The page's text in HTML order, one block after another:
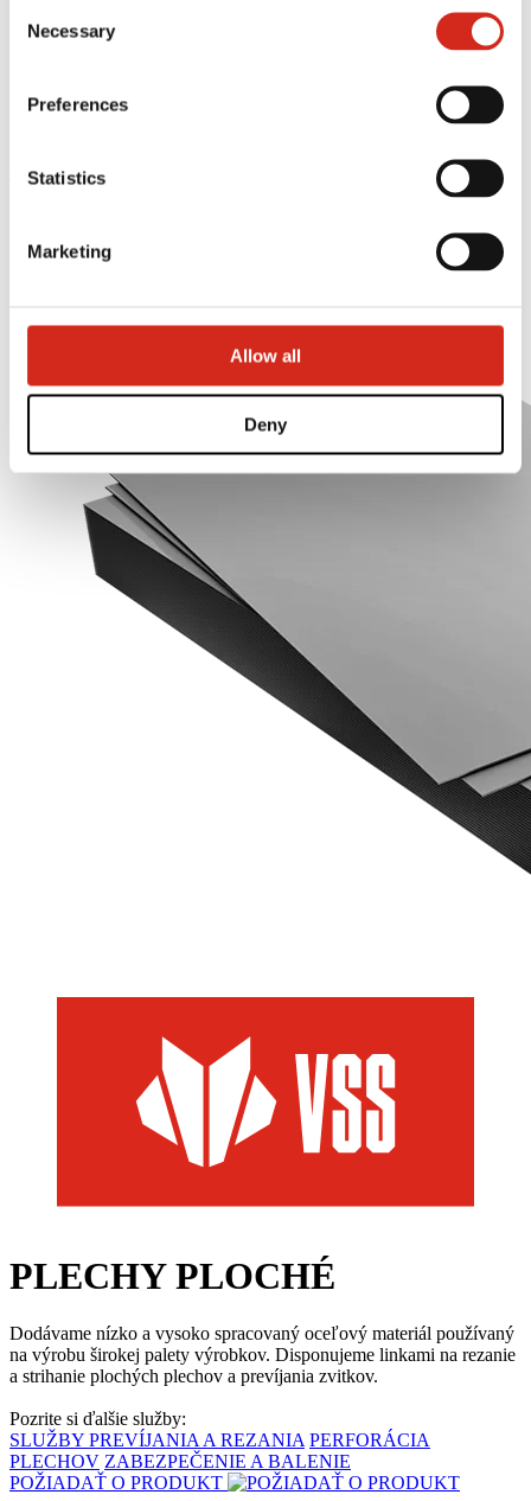
121387608.
Selection
Necessary
Preferences
Statistics
Marketing
Allow all
Deny
eProfil
Obytná výstavba
PLECHY PLOCHÉ
Dodávame nízko a vysoko spracovaný oceľový materiál používaný
na výrobu širokej palety výrobkov. Disponujeme linkami na rezanie
a strihanie plochých plechov a prevíjania zvitkov.
Pozrite si ďalšie služby:
SLUŽBY PREVÍJANIA A REZANIA PERFORÁCIA
PLECHOV ZABEZPEČENIE A BALENIE
POŽIADAŤ O PRODUKT